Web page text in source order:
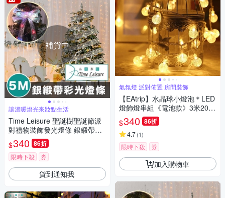
補貨中
讓溫暖燈光來妝點生活
Time Leisure 聖誕樹聖誕節派
對禮物裝飾發光燈條 銀緞帶彩
光/5M
$340 86折
限時下殺 券
貨到通知我
氣氛燈 派對佈置 房間裝飾
【EAtrip】水晶球小燈泡＊LED
燈飾燈串組《電池款》3米20
燈-暖色光
$340 86折
4.7(1)
限時下殺 券
加入購物車